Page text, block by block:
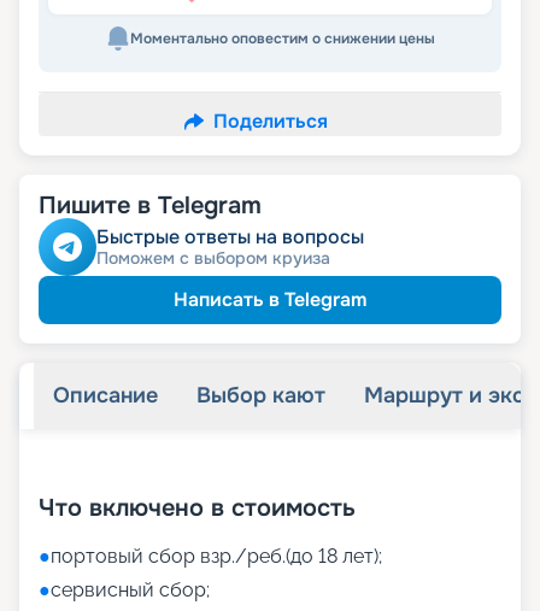
Моментально оповестим о снижении цены
Поделиться
Пишите в Telegram
Быстрые ответы на вопросы
Поможем с выбором круиза
Написать в Telegram
Описание Выбор кают Маршрут и
Что включено в стоимость
●портовый сбор взр./реб.(до 18 лет);
●сервисный сбор;